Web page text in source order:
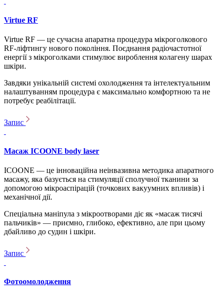
Virtue RF
Virtue RF — це сучасна апаратна процедура мікроголкового
RF-ліфтингу нового покоління. Поєднання радіочастотної
енергії з мікроголками стимулює вироблення колагену шарах
шкіри.
Завдяки унікальній системі охолодження та інтелектуальним
налаштуванням процедура є максимально комфортною та не
потребує реабілітації.
Запис
Масаж ICOONE body laser
ICOONE — це інноваційна неінвазивна методика апаратного
масажу, яка базується на стимуляції сполучної тканини за
допомогою мікроаспірацій (точкових вакуумних впливів) і
механічної дії.
Спеціальна маніпула з мікроотворами діє як «масаж тисячі
пальчиків» — приємно, глибоко, ефективно, але при цьому
дбайливо до судин і шкіри.
Запис
Фотоомолодження